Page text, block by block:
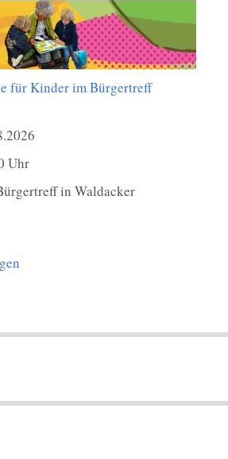
für Kinder im Bürgertreff
Uhr
in Waldacker